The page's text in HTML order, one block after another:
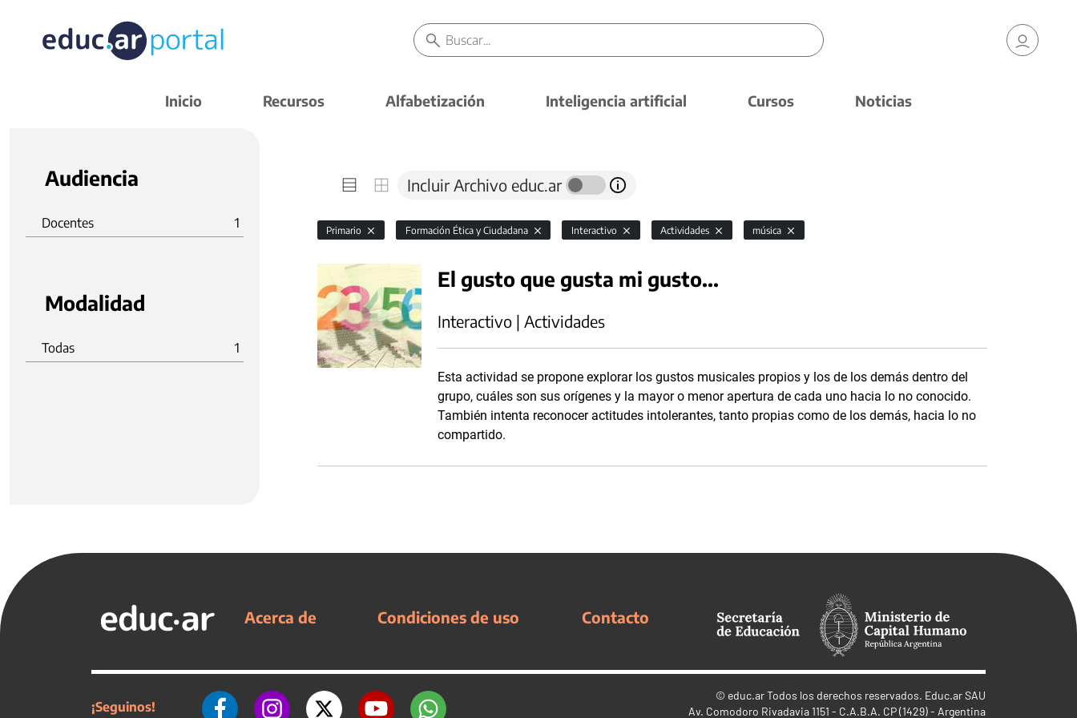
Inicio Recursos Alfabetización Inteligencia artificial Cursos Noticias
Audiencia
Docentes 1
Modalidad
Todas 1
Incluir Archivo educ.ar
Primario Formación Ética y Ciudadana Interactivo Actividades música
El gusto que gusta mi gusto...
Interactivo | Actividades
Esta actividad se propone explorar los gustos musicales propios y los de los demás dentro del
grupo, cuáles son sus orígenes y la mayor o menor apertura de cada uno hacia lo no conocido.
También intenta reconocer actitudes intolerantes, tanto propias como de los demás, hacia lo no
compartido.
Acerca de Condiciones de uso Contacto
¡Seguinos!
© educ.arTodos los derechos reservados. Educ.ar SAU
Av. Comodoro Rivadavia 1151 - C.A.B.A. CP (1429) - Argentina